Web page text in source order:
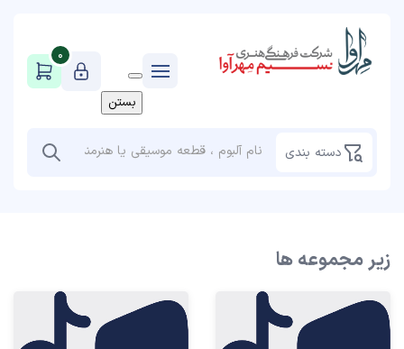
دسته بندی
بستن
0
زیر مجموعه ها